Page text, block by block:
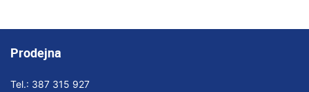
Prodejna
Tel.: 387 315 927